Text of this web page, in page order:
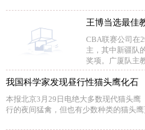
王博当选最佳
CBA联赛公司在
主，其中新疆队
奖项。广厦队主
我国科学家发现昼行性猫头鹰化石
本报北京3月29日电绝大多数现代猫头
行的夜间猛禽，但也有少数种类的猫头鹰